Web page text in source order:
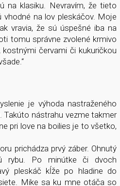
na klasiku. Nevravím, že tieto
na lov pleskáčov. Moje
vravia, že sú úspešné iba na
tomu správne zvolené krmivo
červami či kukuričkou
je výhoda nastraženého
Takúto nástrahu vezme takmer
pri love na boilies je to všetko,
prichádza prvý záber. Ohnutý
rybu. Po minútke či dvoch
pleskáč kĺže po hladine do
Mike sa ku mne otáča so